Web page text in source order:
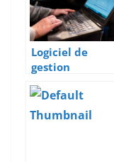
Logiciel de
gestion
d’interventions
: des avantages
considerables